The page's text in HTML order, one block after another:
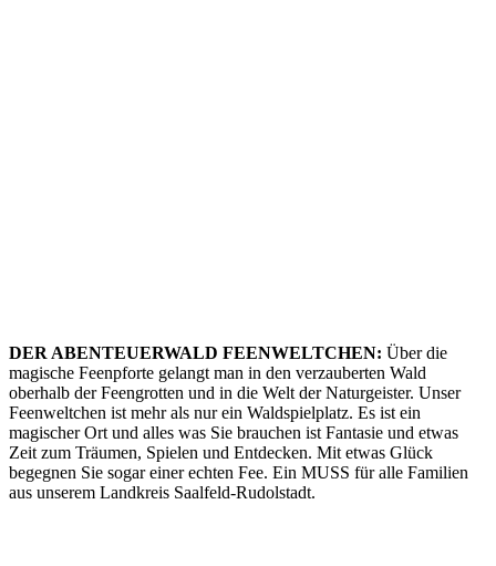
DER ABENTEUERWALD FEENWELTCHEN: Über die
magische Feenpforte gelangt man in den verzauberten Wald
oberhalb der Feengrotten und in die Welt der Naturgeister. Unser
Feenweltchen ist mehr als nur ein Waldspielplatz. Es ist ein
magischer Ort und alles was Sie brauchen ist Fantasie und etwas
Zeit zum Träumen, Spielen und Entdecken. Mit etwas Glück
begegnen Sie sogar einer echten Fee. Ein MUSS für alle Familien
aus unserem Landkreis Saalfeld-Rudolstadt.